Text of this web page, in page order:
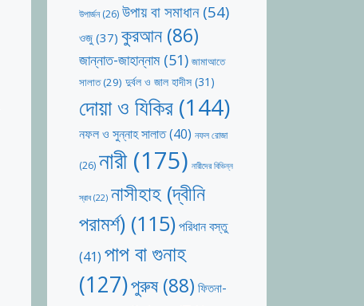
উপার্জন(26) উপায় বা সমাধান(54)
ওজু (37) কুরআন(86)
জান্নাত-জাহান্নাম(51) জামাআতে
সালাত(29) দুর্বল ও জাল হাদীস (31)
দোয়া ও যিকির (144)
নফল ও সুন্নাহ সালাত(40) নফল রোজা
(26) নারী(175) নারীদের বিভিন্ন
স্রাব(22) নাসীহাহ (দ্বীনি
পরামর্শ) (115)পরিধান বস্তু
(41) পাপ বা গুনাহ
(127)পুরুষ(88) ফিতনা-